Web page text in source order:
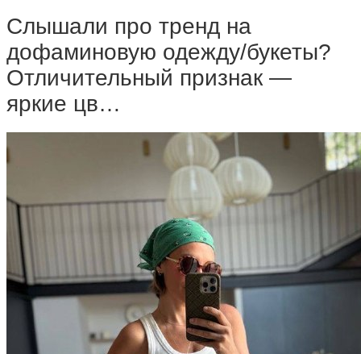
Слышали про тренд на
дофаминовую одежду/букеты?
Отличительный признак —
яркие цв…